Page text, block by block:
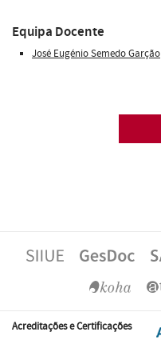
Equipa Docente
José Eugénio Semedo Garção
Acreditações e Certificações